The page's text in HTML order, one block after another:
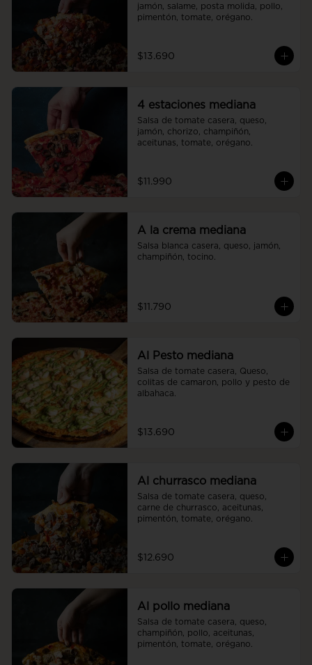
jamón, salame, posta molida, pollo,
pimentón, tomate, orégano.
$13.690
4 estaciones mediana
Salsa de tomate casera, queso,
jamón, chorizo, champiñón,
aceitunas, tomate, orégano.
$11.990
A la crema mediana
Salsa blanca casera, queso, jamón,
champiñón, tocino.
$11.790
Al Pesto mediana
Salsa de tomate casera, Queso,
colitas de camaron, pollo y pesto de
albahaca.
$13.690
Al churrasco mediana
Salsa de tomate casera, queso,
carne de churrasco, aceitunas,
pimentón, tomate, orégano.
$12.690
Al pollo mediana
Salsa de tomate casera, queso,
champiñón, pollo, aceitunas,
pimentón, tomate, orégano.